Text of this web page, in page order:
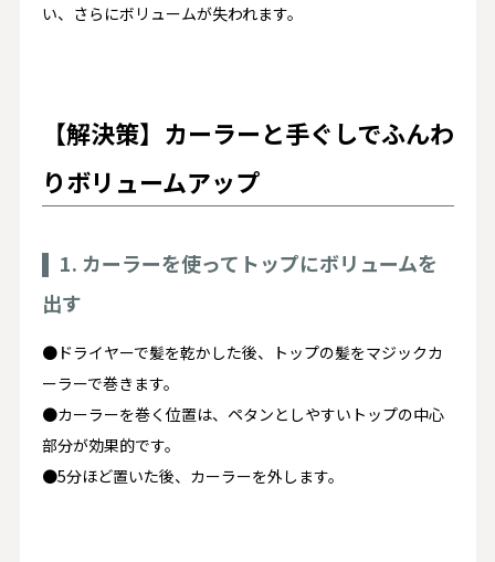
い、さらにボリュームが失われます。​
【解決策】カーラーと手ぐしでふんわ
りボリュームアップ
1. カーラーを使ってトップにボリュームを
出す
●ドライヤーで髪を乾かした後、トップの髪をマジックカ
ーラーで巻きます。​
●カーラーを巻く位置は、ペタンとしやすいトップの中心
部分が効果的です。​
●5分ほど置いた後、カーラーを外します。​